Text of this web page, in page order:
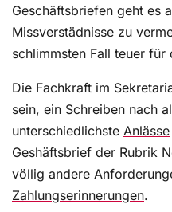
Geschäftsbriefen geht es
Missverstädnisse zu
schlimmsten Fall teuer für
Die Fachkraft im
sein, ein Schreiben nach
unterschiedlichste Anlässe
Geshäftsbrief der Rubrik
völlig andere
Zahlungserinnerungen.